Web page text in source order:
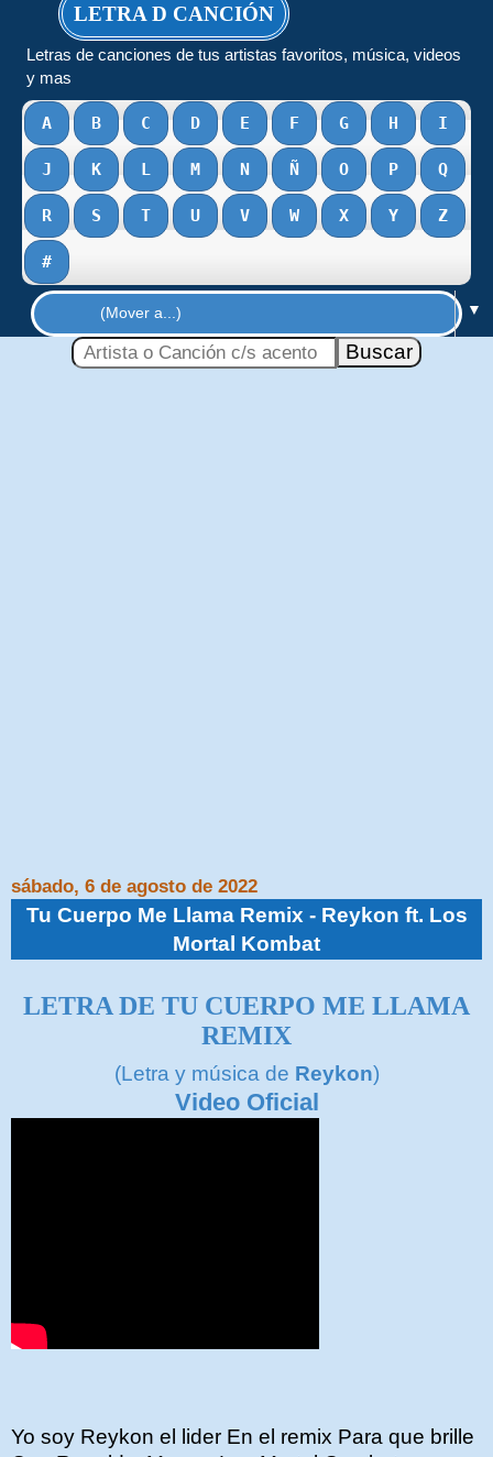
LETRA D CANCIÓN
Letras de canciones de tus artistas favoritos, música, videos
y mas
A B C D E F G H I
J K L M N Ñ O P Q
R S T U V W X Y Z
#
▼
sábado, 6 de agosto de 2022
Tu Cuerpo Me Llama Remix - Reykon ft. Los
Mortal Kombat
LETRA DE TU CUERPO ME LLAMA
REMIX
(Letra y música de Reykon)
Video Oficial
Yo soy Reykon el lider En el remix Para que brille